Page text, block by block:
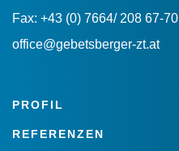
Fax: +43 (0) 7664/ 208 67-70
office@gebetsberger-zt.at
PROFIL
REFERENZEN